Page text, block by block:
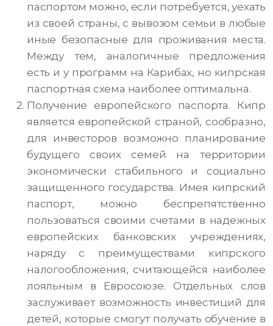
паспортом можно, если потребуется, уехать
из своей страны, с вывозом семьи в любые
иные безопасные для проживания места.
Между тем, аналогичные предложения
есть и у программ на Карибах, но кипрская
паспортная схема наиболее оптимальна.
Получение европейского паспорта. Кипр
является европейской страной, сообразно,
для инвесторов возможно планирование
будущего своих семей на территории
экономически стабильного и социально
защищенного государства. Имея кипрский
паспорт, можно беспрепятственно
пользоваться своими счетами в надежных
европейских банковских учреждениях,
наряду с преимуществами кипрского
налогообложения, считающейся наиболее
лояльным в Евросоюзе. Отдельных слов
заслуживает возможность инвестиций для
детей, которые смогут получать обучение в